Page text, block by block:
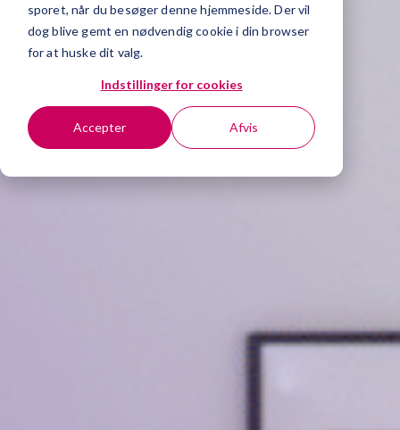
sporet, når du besøger denne hjemmeside. Der vil
dog blive gemt en nødvendig cookie i din browser
for at huske dit valg.
Indstillinger for cookies
Accepter Afvis